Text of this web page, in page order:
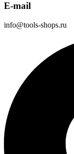
E-mail
info@tools-shops.ru